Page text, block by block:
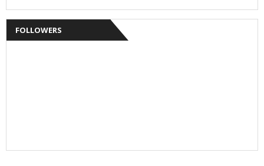
FOLLOWERS